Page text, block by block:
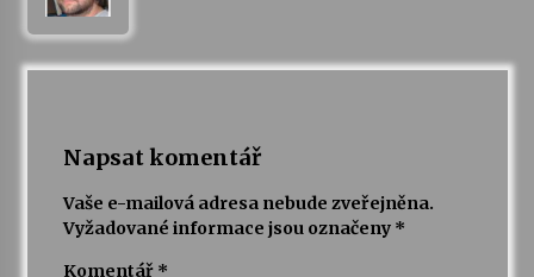
Napsat komentář
Vaše e-mailová adresa nebude zveřejněna.
Vyžadované informace jsou označeny *
Komentář *